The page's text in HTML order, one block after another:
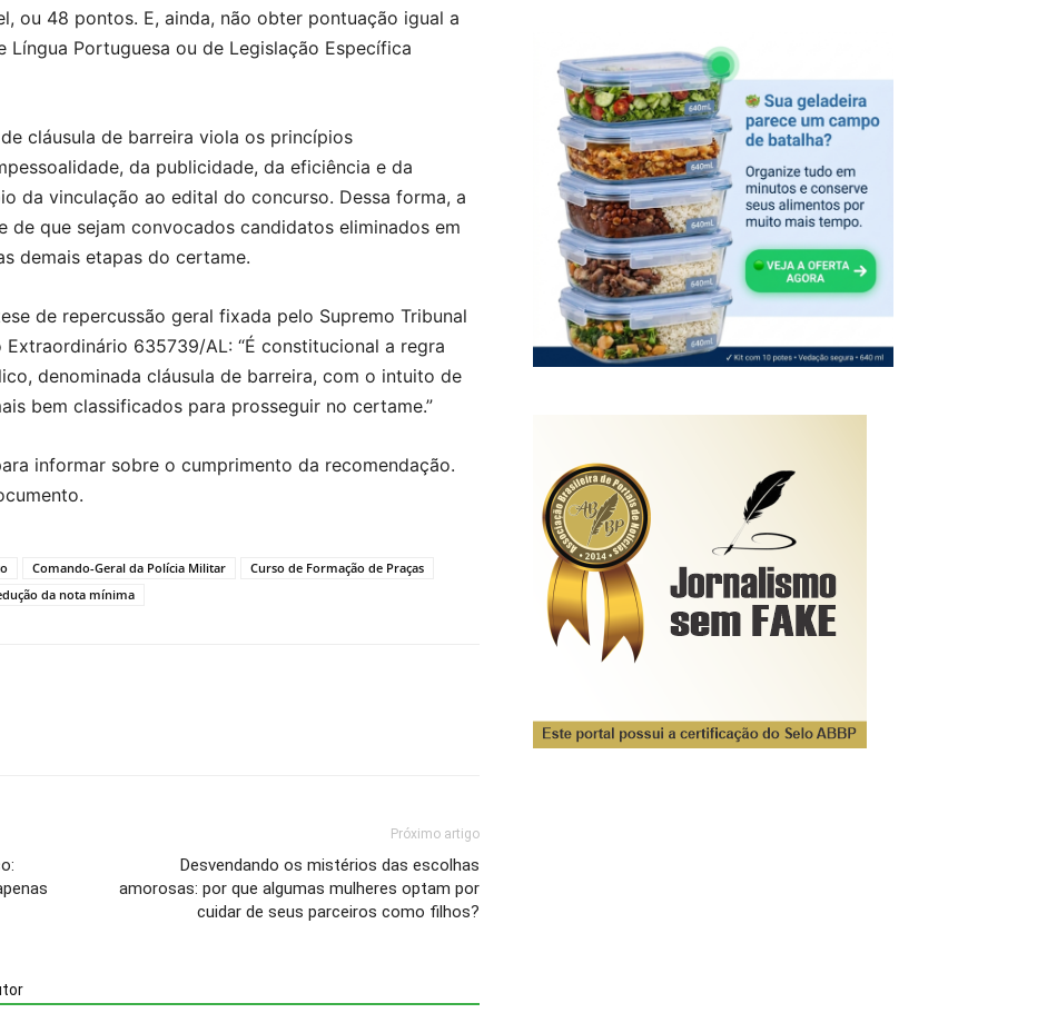
ou 48 pontos. E, ainda, não obter pontuação igual a
Língua Portuguesa ou de Legislação Específica
cláusula de barreira viola os princípios
da publicidade, da eficiência e da
da vinculação ao edital do concurso. Dessa forma, a
de que sejam convocados candidatos eliminados em
demais etapas do certame.
de repercussão geral fixada pelo Supremo Tribunal
Extraordinário 635739/AL: “É constitucional a regra
denominada cláusula de barreira, com o intuito de
bem classificados para prosseguir no certame.”
informar sobre o cumprimento da recomendação.
Comando-Geral da Polícia Militar
Curso de Formação de Praças
da nota mínima
Próximo artigo
Desvendando os mistérios das escolhas
amorosas: por que algumas mulheres optam por
cuidar de seus parceiros como filhos?